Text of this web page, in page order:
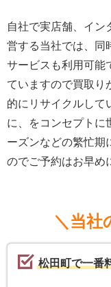
自社で実店舗、イン
営する当社では、同
サービスも利用可能
ていますので買取り
的にリサイクルして
に、をコンセプトに
ーズンなどの繁忙期
のでご予約はお早め
＼当社
松田町で一番